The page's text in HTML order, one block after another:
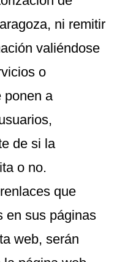
ni remitir
valiéndose
o
ponen a
de si la
o no.
que
en sus páginas
web, serán